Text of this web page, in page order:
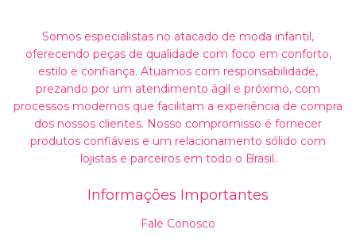
Somos especialistas no atacado de moda infantil,
oferecendo peças de qualidade com foco em conforto,
estilo e confiança. Atuamos com responsabilidade,
prezando por um atendimento ágil e próximo, com
processos modernos que facilitam a experiência de compra
dos nossos clientes. Nosso compromisso é fornecer
produtos confiáveis e um relacionamento sólido com
lojistas e parceiros em todo o Brasil.
Informações Importantes
Fale Conosco